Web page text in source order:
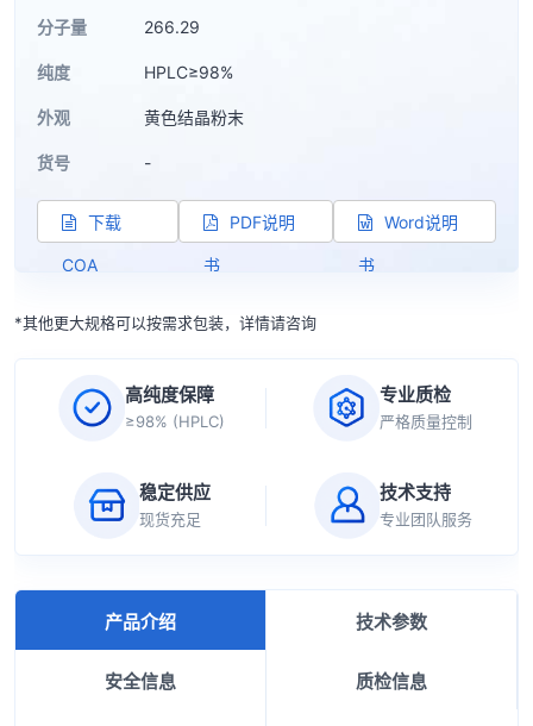
分子量 266.29
纯度 HPLC≥98%
外观 黄色结晶粉末
货号 -
下载
COA
PDF说明
书
Word说明
书
*其他更大规格可以按需求包装，详情请咨询
高纯度保障
≥98% (HPLC)
专业质检
严格质量控制
稳定供应
现货充足
技术支持
专业团队服务
产品介绍 技术参数
安全信息 质检信息